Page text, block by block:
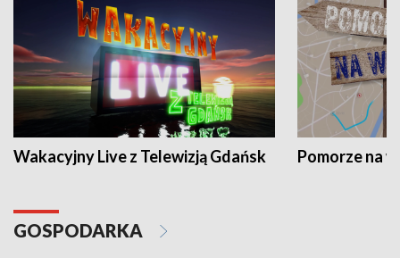
Wakacyjny Live z Telewizją Gdańsk Pomorze na
GOSPODARKA